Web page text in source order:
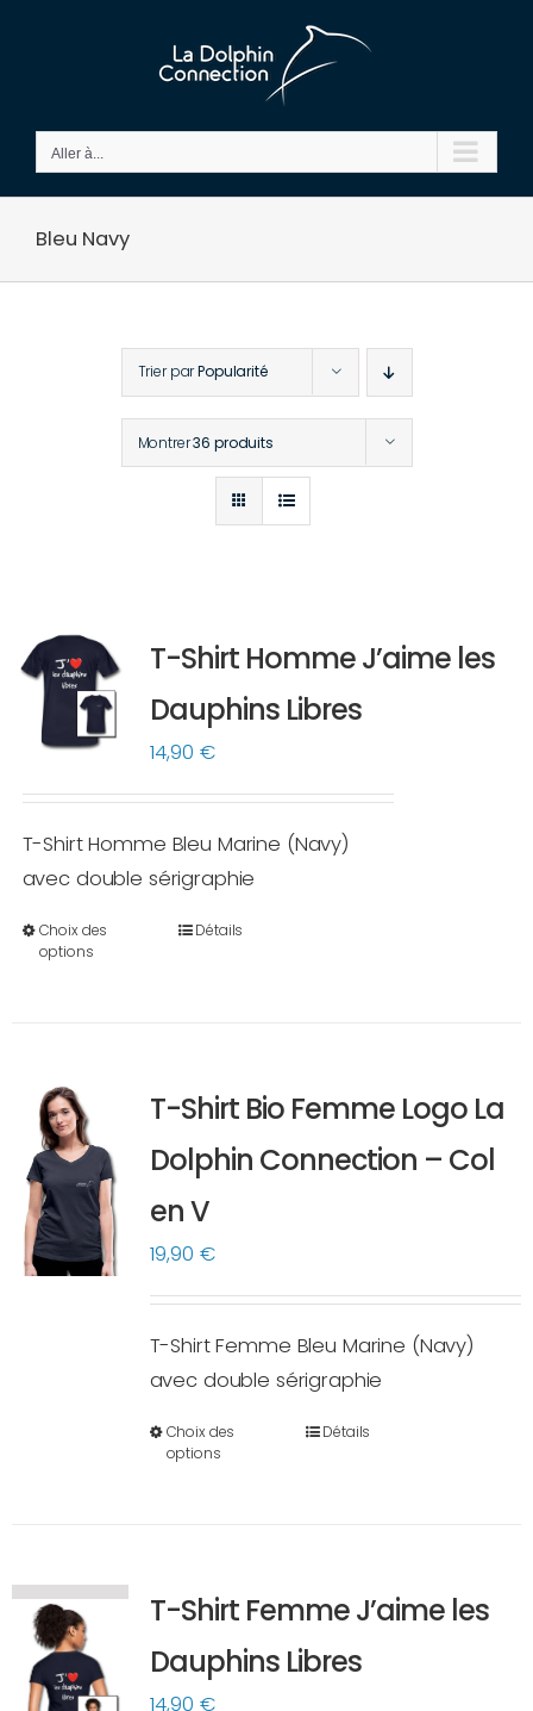
Aller à...
Bleu Navy
Trier parPopularité
Montrer36 produits
T-Shirt Homme J’aime les
Dauphins Libres
14,90 €
T-Shirt Homme Bleu Marine (Navy)
avec double sérigraphie
Choix des
options
Ce
Les
options
peuvent
être
choisies
page
du
produit
Détails
T-Shirt Bio Femme Logo La
Dolphin Connection – Col
en V
19,90 €
T-Shirt Femme Bleu Marine (Navy)
avec double sérigraphie
Choix des
options
Ce
Les
options
peuvent
Détails
T-Shirt Femme J’aime les
Dauphins Libres
14,90 €